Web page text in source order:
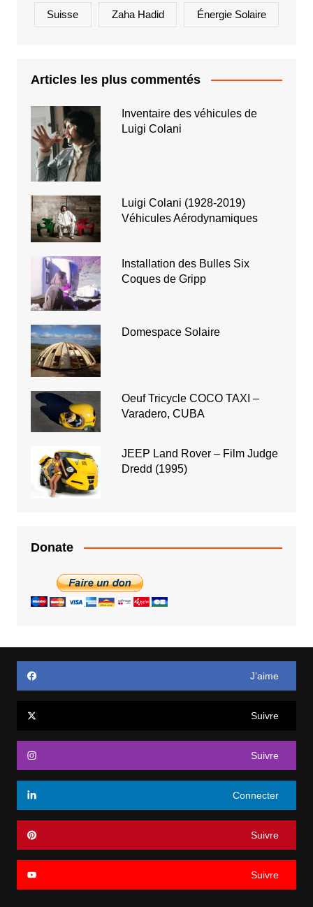
Suisse Zaha Hadid Énergie Solaire
Articles les plus commentés
Inventaire des véhicules de
Luigi Colani
Luigi Colani (1928-2019)
Véhicules Aérodynamiques
Installation des Bulles Six
Coques de Gripp
Domespace Solaire
Oeuf Tricycle COCO TAXI –
Varadero, CUBA
JEEP Land Rover – Film Judge
Dredd (1995)
Donate
J’aime
Suivre
Suivre
Connecter
Suivre
Suivre